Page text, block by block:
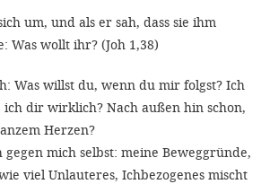
um, und als er sah, dass sie ihm
Was wollt ihr? (Joh 1,38)
Was willst du, wenn du mir folgst? Ich
dir wirklich? Nach außen hin schon,
Herzen?
mich selbst: meine Beweggründe,
viel Unlauteres, Ichbezogenes mischt
Sie